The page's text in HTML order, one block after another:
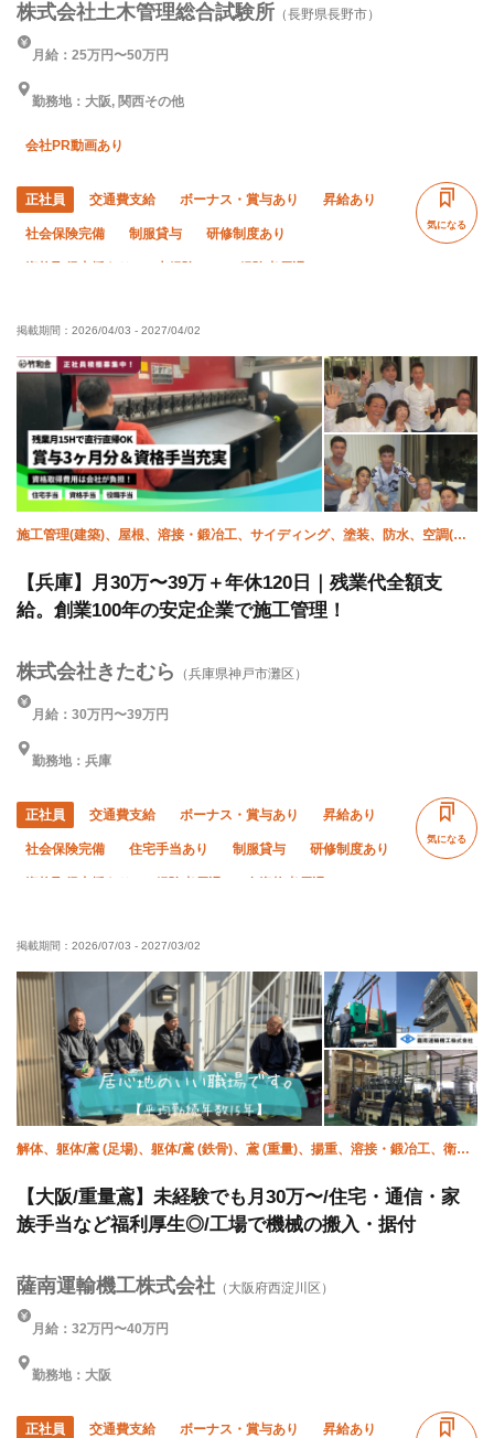
株式会社土木管理総合試験所 （長野県長野市）
月給：25万円〜50万円
勤務地：大阪, 関西その他
会社PR動画あり
正社員 交通費支給 ボーナス・賞与あり 昇給あり
社会保険完備 制服貸与 研修制度あり
夜勤あり 直帰・直行OK
車・バイク通勤OK
気になる
掲載期間： 2026/04/03 - 2027/04/02
施工管理(建築)、屋根、溶接・鍛冶工、サイディング、塗装、防水、空調(配
【兵庫】月30万〜39万＋年休120日｜残業代全額支
給。創業100年の安定企業で施工管理！
株式会社きたむら （兵庫県神戸市灘区）
月給：30万円〜39万円
勤務地：兵庫
正社員 交通費支給 ボーナス・賞与あり 昇給あり
社会保険完備 住宅手当あり 制服貸与 研修制度あり
資格取得支援あり 経験者優遇 有資格者優遇
残業月20時間以下 直帰・直行OK
完全週休二日制 夏季休暇 年末年始休暇
車・バイク通勤OK
気になる
掲載期間： 2026/07/03 - 2027/03/02
解体、躯体/鳶 (足場)、躯体/鳶 (鉄骨)、鳶 (重量)、揚重、溶接・鍛冶工、衛生
【大阪/重量鳶】未経験でも月30万〜/住宅・通信・家
族手当など福利厚生◎/工場で機械の搬入・据付
薩南運輸機工株式会社 （大阪府西淀川区）
月給：32万円〜40万円
勤務地：大阪
正社員 交通費支給 ボーナス・賞与あり 昇給あり